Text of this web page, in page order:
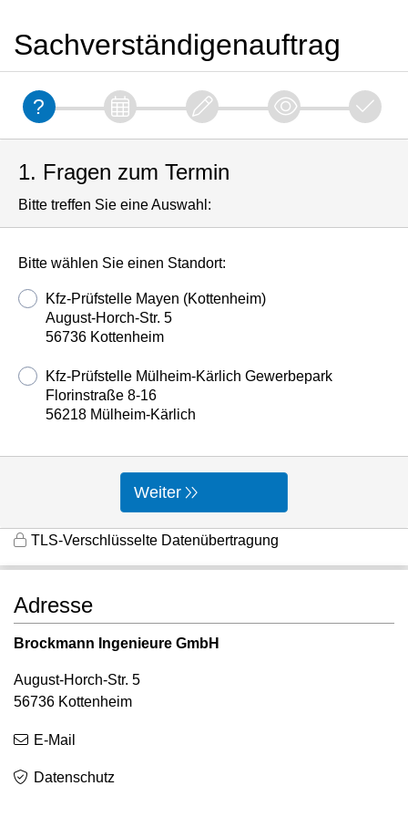
Sachverständigenauftrag
1. Fragen zum Termin
Bitte treffen Sie eine Auswahl:
Bitte wählen Sie einen Standort:
Kfz-Prüfstelle Mayen (Kottenheim)
August-Horch-Str. 5
56736 Kottenheim
Kfz-Prüfstelle Mülheim-Kärlich Gewerbepark
Florinstraße 8-16
56218 Mülheim-Kärlich
Weiter
TLS-Verschlüsselte Datenübertragung
Adresse
Brockmann Ingenieure GmbH
August-Horch-Str. 5
56736 Kottenheim
E-Mail
Datenschutz